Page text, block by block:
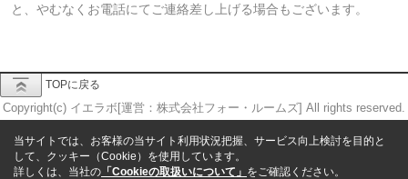
と、やむなくお電話にてご連絡差し上げる場合もございます。
TOPに戻る
Copyright(c) イエラボ[運営：株式会社フォー・ルームズ] All rights reserved.
当サイトでは、お客様の当サイト利用状況把握、サービス向上検討を目的と
して、クッキー（Cookie）を使用しています。
詳しくは、当社の 「Cookieの取扱いについて」 をご確認ください。